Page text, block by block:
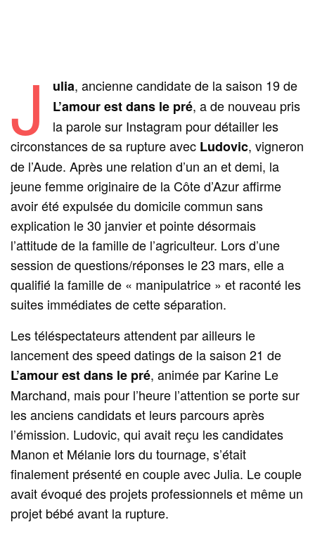
J ulia, ancienne candidate de la saison 19 de
L’amour est dans le pré, a de nouveau pris
la parole sur Instagram pour détailler les
circonstances de sa rupture avec Ludovic, vigneron
de l’Aude. Après une relation d’un an et demi, la
jeune femme originaire de la Côte d’Azur affirme
avoir été expulsée du domicile commun sans
explication le 30 janvier et pointe désormais
l’attitude de la famille de l’agriculteur. Lors d’une
session de questions/réponses le 23 mars, elle a
qualifié la famille de « manipulatrice » et raconté les
suites immédiates de cette séparation.
Les téléspectateurs attendent par ailleurs le
lancement des speed datings de la saison 21 de
L’amour est dans le pré, animée par Karine Le
Marchand, mais pour l’heure l’attention se porte sur
les anciens candidats et leurs parcours après
l’émission. Ludovic, qui avait reçu les candidates
Manon et Mélanie lors du tournage, s’était
finalement présenté en couple avec Julia. Le couple
avait évoqué des projets professionnels et même un
projet bébé avant la rupture.